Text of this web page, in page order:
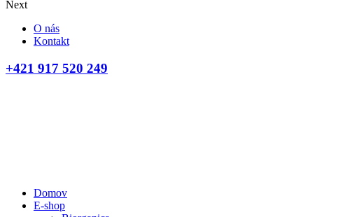
Next
O nás
Kontakt
+421 917 520 249
Domov
E-shop